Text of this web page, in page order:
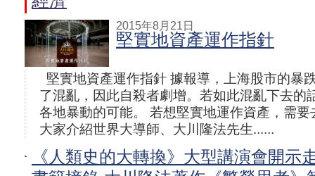
2015年8月21日
堅實地資產運作指針
堅實地資產運作指針 據報導，上海股市的暴
了混亂，因此自殺者劇增。若如此混亂下去的
各地暴動的可能。 若想堅實地運作資產，需
大家介紹世界大導師、大川隆法先生......
《人類史的大轉換》大型講演會開示